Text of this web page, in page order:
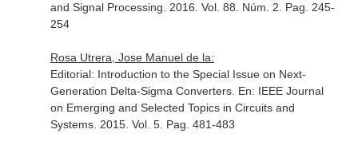
and Signal Processing . 2016. Vol. 88. Núm. 2. Pag. 245-
254
Rosa Utrera, Jose Manuel de la:
Editorial: Introduction to the Special Issue on Next-
Generation Delta-Sigma Converters. En: IEEE Journal
on Emerging and Selected Topics in Circuits and
Systems. 2015. Vol. 5. Pag. 481-483